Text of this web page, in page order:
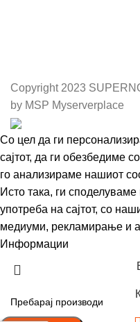
Copyright 2023
by MSP Myserverplace
Со цел да ги
сајтот, да ги обезбедиме
го анализираме нашиот
Исто така, ги
употреба на сајтот, со
медиуми, рекламирање и
Информации